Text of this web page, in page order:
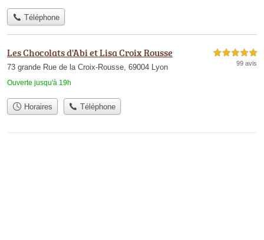
Téléphone
Les Chocolats d'Abi et Lisa Croix Rousse
73 grande Rue de la Croix-Rousse, 69004 Lyon
Ouverte jusqu'à 19h
5,0 étoiles sur 5
99 avis
Horaires Téléphone